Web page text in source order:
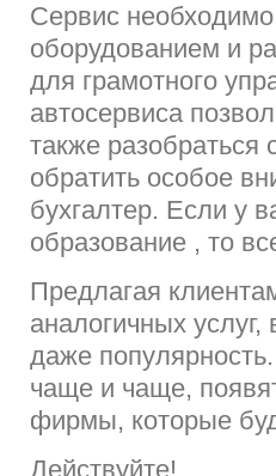
Сервис
оборудованием и
для грамотного
автосервиса
также разобраться
обратить особое
бухгалтер. Если у
образование , то
Предлагая
аналогичных
даже
чаще и чаще,
фирмы, которые
Действуйте!